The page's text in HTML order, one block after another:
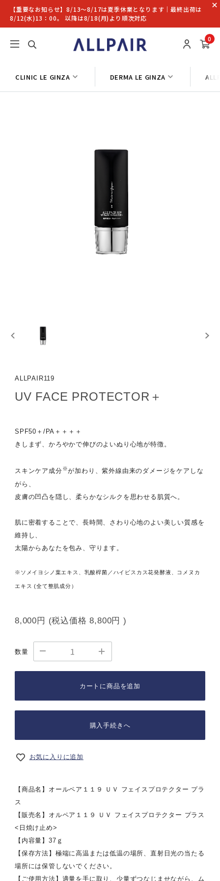
【重要なお知らせ】8/13〜8/17は夏季休業となります｜最終出荷は
8/12(水)13：00。 以降は8/18(月)より順次対応
0
CLINIC LE GINZA DERMA LE GINZA
ALLPAIR119
UV FACE PROTECTOR＋
SPF50＋/PA＋＋＋＋
きしまず、かろやかで伸びのよいぬり心地が特徴。
スキンケア成分※が加わり、紫外線由来のダメージをケアしな
がら、
皮膚の凹凸を隠し、柔らかなシルクを思わせる肌質へ。
肌に密着することで、長時間、さわり心地のよい美しい質感を
維持し、
太陽からあなたを包み、守ります。
※ソメイヨシノ葉エキス、乳酸桿菌／ハイビスカス花発酵液、コメヌカ
エキス (全て整肌成分）
8,000円 (税込価格8,800円 )
数量
カートに商品を追加
購入手続きへ
お気に入りに追加
【商品名】オールペア１１９ ＵＶ フェイスプロテクター プラ
ス
【販売名】オルペア１１９ ＵＶ フェイスプロテクター プラス
<日焼け止め>
【内容量】37ｇ
【保存方法】極端に高温または低温の場所、直射日光の当たる
場所には保管しないでください。
【ご使用方法】適量を手に取り、少量ずつなじませながら、ム